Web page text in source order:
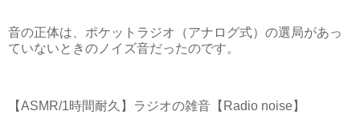
音の正体は、ポケットラジオ（アナログ式）の選局があっ
ていないときのノイズ音だったのです。
【ASMR/1時間耐久】ラジオの雑音【Radio noise】